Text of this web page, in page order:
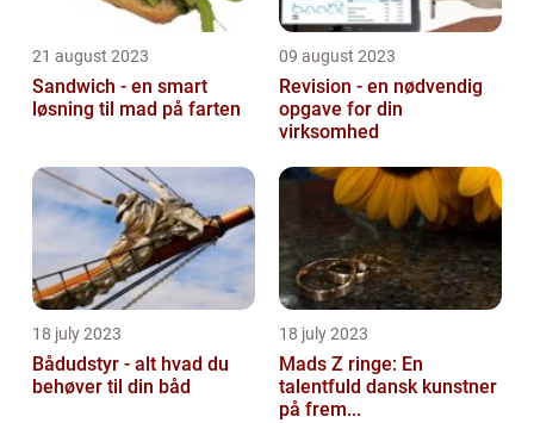
21 august 2023
Sandwich - en smart
løsning til mad på farten
09 august 2023
Revision - en nødvendig
opgave for din
virksomhed
18 july 2023
Bådudstyr - alt hvad du
behøver til din båd
18 july 2023
Mads Z ringe: En
talentfuld dansk kunstner
på frem...